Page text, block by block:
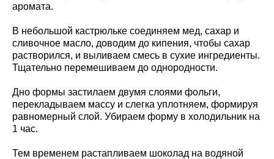
аромата.
В небольшой кастрюльке соединяем мед, сахар и
сливочное масло, доводим до кипения, чтобы сахар
растворился, и выливаем смесь в сухие ингредиенты.
Тщательно перемешиваем до однородности.
Дно формы застилаем двумя слоями фольги,
перекладываем массу и слегка уплотняем, формируя
равномерный слой. Убираем форму в холодильник на
1 час.
Тем временем растапливаем шоколад на водяной